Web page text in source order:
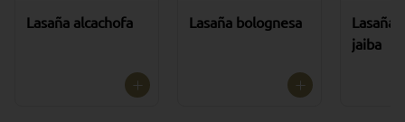
Lasaña alcachofa Lasaña bolognesa
Lasaña
jaiba